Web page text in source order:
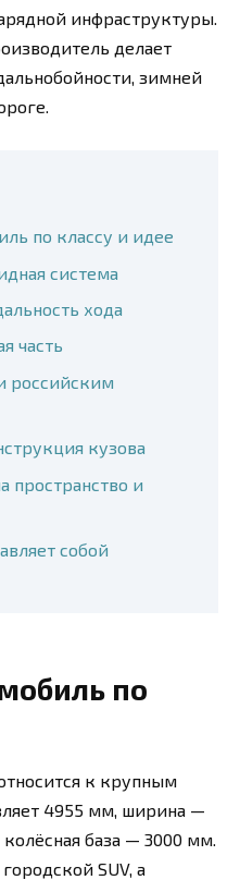
инфраструктуры.
делает
зимней
по классу и идее
система
хода
часть
российским
кузова
пространство и
собой
по
к крупным
4955 мм, ширина —
база — 3000 мм.
SUV, а